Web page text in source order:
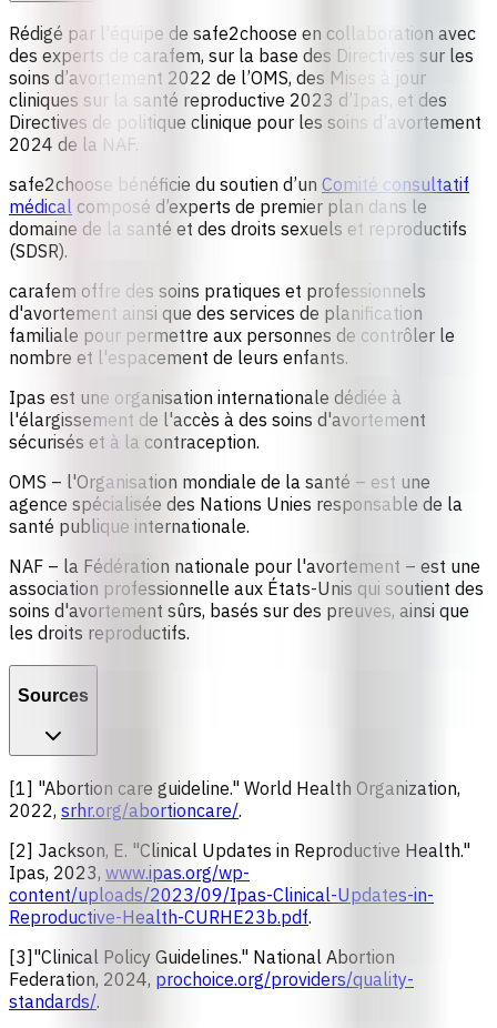
Rédigé par l'équipe de safe2choose en collaboration avec
des experts de carafem, sur la base des Directives sur les
soins d’avortement 2022 de l’OMS, des Mises à jour
cliniques sur la santé reproductive 2023 d’Ipas, et des
Directives de politique clinique pour les soins d’avortement
2024 de la NAF.
safe2choose bénéficie du soutien d’un Comité consultatif
médical composé d’experts de premier plan dans le
domaine de la santé et des droits sexuels et reproductifs
(SDSR).
carafem offre des soins pratiques et professionnels
d'avortement ainsi que des services de planification
familiale pour permettre aux personnes de contrôler le
nombre et l'espacement de leurs enfants.
Ipas est une organisation internationale dédiée à
l'élargissement de l'accès à des soins d'avortement
sécurisés et à la contraception.
OMS – l'Organisation mondiale de la santé – est une
agence spécialisée des Nations Unies responsable de la
santé publique internationale.
NAF – la Fédération nationale pour l'avortement – est une
association professionnelle aux États-Unis qui soutient des
soins d'avortement sûrs, basés sur des preuves, ainsi que
les droits reproductifs.
Sources
[1] "Abortion care guideline." World Health Organization,
2022, srhr.org/abortioncare/.
[2] Jackson, E. "Clinical Updates in Reproductive Health."
Ipas, 2023, www.ipas.org/wp-
content/uploads/2023/09/Ipas-Clinical-Updates-in-
Reproductive-Health-CURHE23b.pdf.
[3]"Clinical Policy Guidelines." National Abortion
Federation, 2024, prochoice.org/providers/quality-
standards/.